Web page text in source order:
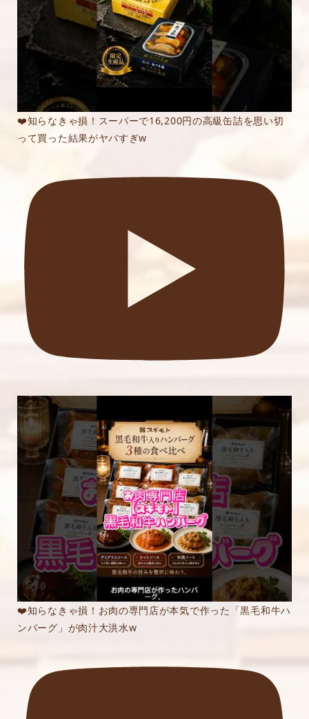
❤️知らなきゃ損！スーパーで16,200円の高級缶詰を思い切
って買った結果がヤバすぎw
❤️知らなきゃ損！お肉の専門店が本気で作った「黒毛和牛ハ
ンバーグ」が肉汁大洪水w